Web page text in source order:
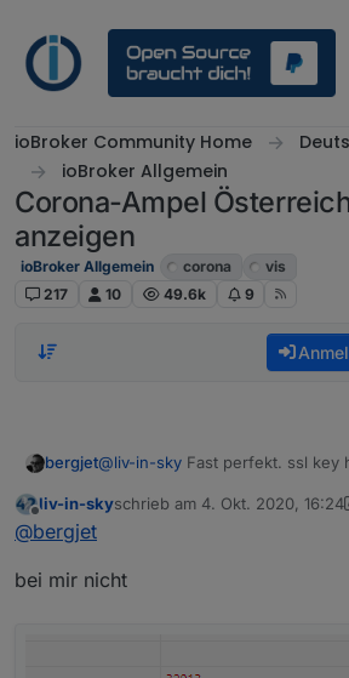
ioBroker Community Home
ioBroker Allgemein
Corona-Ampel
anzeigen
ioBroker Allgemein corona
vis
217
10 49.6k 9
bergjet@liv-in-sky Fast perfekt. ssl key
Aber
Der Datenpunkt zeigt jedoch
Offline
liv-in-skyschrieb am 4. Okt. 2020, 16:24
zuletzt editiert von liv-in-sky
@bergjet
bei mir nicht